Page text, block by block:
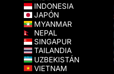
INDONESIA
JAPÓN
MYANMAR
NEPAL
SINGAPUR
TAILANDIA
UZBEKISTÁN
VIETNAM